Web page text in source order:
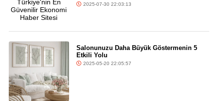
2025-07-30 22:03:13
Salonunuzu Daha Büyük Göstermenin 5
Etkili Yolu
2025-05-20 22:05:57